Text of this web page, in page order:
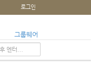
로그인
그룹웨어